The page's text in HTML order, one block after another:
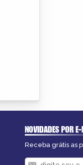
NOVIDADES POR
Receba grátis as